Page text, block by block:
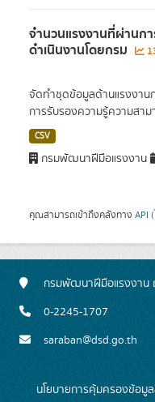
จำนวนแรงงานที่ผ่านก
ดำเนินงานโดยกรม
จัดทำชุดข้อมูลด้านแรงงาน
การรับรองความรู้ความสา
CSV
กรมพัฒนาฝีมือแรงงาน
คุณสามารถเข้าถึงคลังทาง API
กรมพัฒนาฝีมือแรงงาน
0-2245-1707
saraban@dsd.go.th
นโยบายการคุ้มครองข้อมู